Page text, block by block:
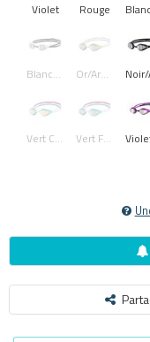
Violet Rouge
Blanc/argent Or/argent
Vert Clair Vert Foncé